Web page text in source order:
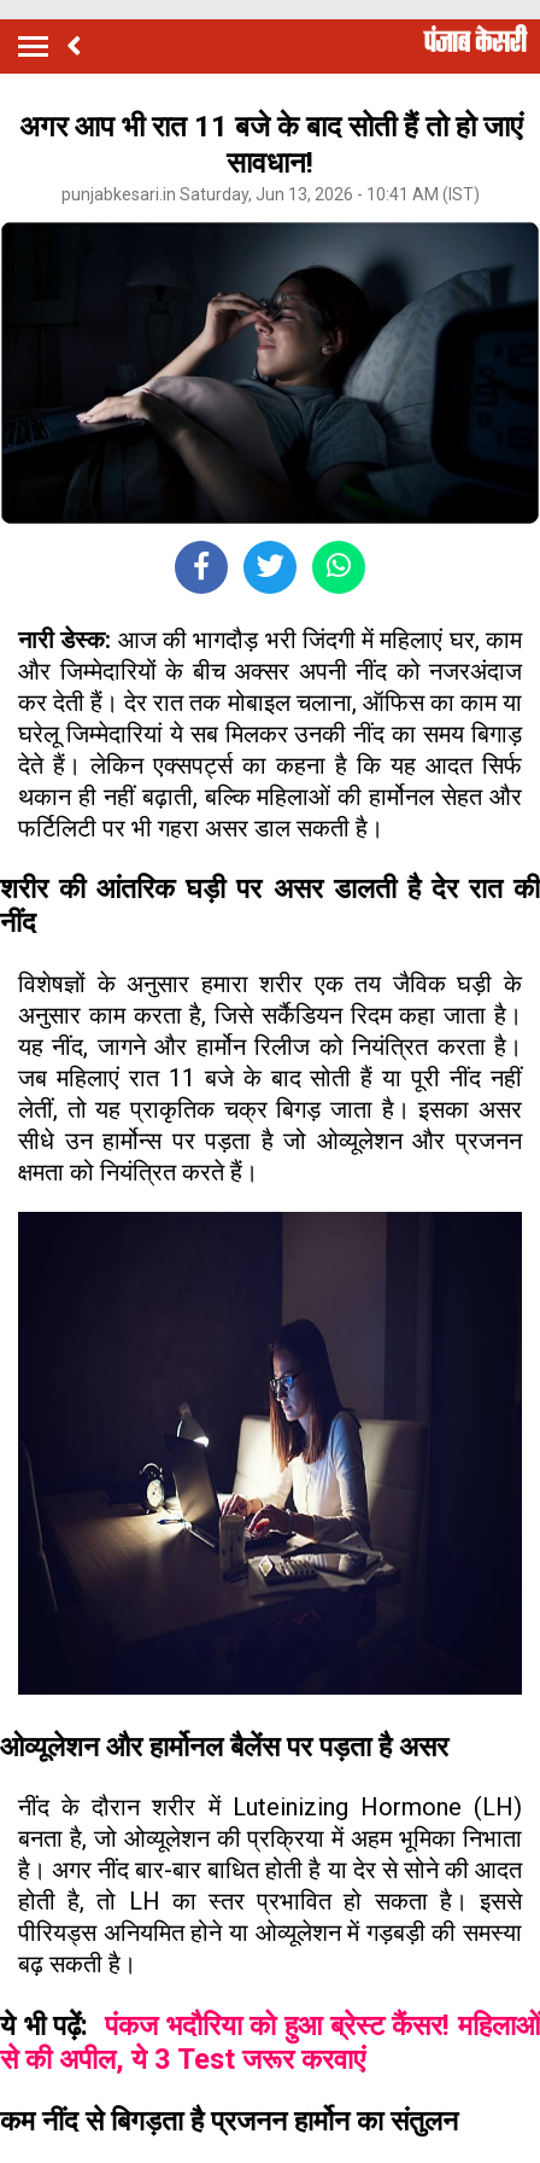
अगर आप भी रात 11 बजे के बाद सोती हैं तो हो जाएं
सावधान!
punjabkesari.in Saturday, Jun 13, 2026 - 10:41 AM (IST)
नारी डेस्क: आज की भागदौड़ भरी जिंदगी में महिलाएं घर, काम
और जिम्मेदारियों के बीच अक्सर अपनी नींद को नजरअंदाज
कर देती हैं। देर रात तक मोबाइल चलाना, ऑफिस का काम या
घरेलू जिम्मेदारियां ये सब मिलकर उनकी नींद का समय बिगाड़
देते हैं। लेकिन एक्सपर्ट्स का कहना है कि यह आदत सिर्फ
थकान ही नहीं बढ़ाती, बल्कि महिलाओं की हार्मोनल सेहत और
फर्टिलिटी पर भी गहरा असर डाल सकती है।
शरीर की आंतरिक घड़ी पर असर डालती है देर रात की
नींद
विशेषज्ञों के अनुसार हमारा शरीर एक तय जैविक घड़ी के
अनुसार काम करता है, जिसे सर्कैडियन रिदम कहा जाता है।
यह नींद, जागने और हार्मोन रिलीज को नियंत्रित करता है।
जब महिलाएं रात 11 बजे के बाद सोती हैं या पूरी नींद नहीं
लेतीं, तो यह प्राकृतिक चक्र बिगड़ जाता है। इसका असर
सीधे उन हार्मोन्स पर पड़ता है जो ओव्यूलेशन और प्रजनन
क्षमता को नियंत्रित करते हैं।
ओव्यूलेशन और हार्मोनल बैलेंस पर पड़ता है असर
नींद के दौरान शरीर में Luteinizing Hormone (LH)
बनता है, जो ओव्यूलेशन की प्रक्रिया में अहम भूमिका निभाता
है। अगर नींद बार-बार बाधित होती है या देर से सोने की आदत
होती है, तो LH का स्तर प्रभावित हो सकता है। इससे
पीरियड्स अनियमित होने या ओव्यूलेशन में गड़बड़ी की समस्या
बढ़ सकती है।
ये भी पढ़ेें:पंकज भदौरिया को हुआ ब्रेस्ट कैंसर! महिलाओं
से की अपील, ये 3 Test जरूर करवाएं
कम नींद से बिगड़ता है प्रजनन हार्मोन का संतुलन